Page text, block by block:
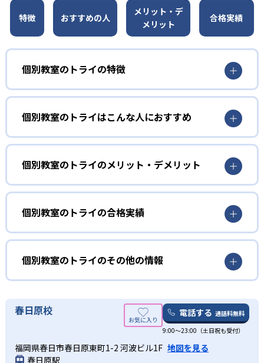
特徴 おすすめの人
メリット・デ
メリット
合格実績
個別教室のトライの特徴
01
選び抜かれた講師による1:1の双方向授業
個別教室のトライではまず独自に開発した性格診断を実施
よって子どもに最適なアプローチでの指導が可能となって
またオリジナルのダイアログ学習法は双方向の指導法で、
講師が指導した内容を生徒に説明してもらう。これによっ
て本人も気づかないような「わかったつもり」を防ぐこと
ができ、授業での理解度を大幅にアップできる。さらに毎
に定着させる学習法も行われている。
02
AI学習診断を基にした専用カリキュラムで効率
的に学習
能にした、トライ式AI学習診断が受けられる。AIによる客
個別教室のトライはこんな人におすすめ
自分から質問するのが苦手な人向け
個別教室のトライの授業は講師が一方的に解説をして生徒
が聞く授業ではなく、講師が説明した内容を生徒に説明し
てもらい、正しく理解しているかどうかを確認する形で進
たとえマンツーマン指導だとしても、うまく質問を言葉に
できずに「わかった」と言ってしまったり、質問したくても
講師間の理解の認識の差を埋められる指導をしているのが
魅力。1回の授業で本質的に理解できるので、わかったつも
めることができる。
プロが立てた効率的カリキュラムで勉強したい人向
目標達成のために勉強する際には、目標に向かって勉強計
個別教室のトライのメリット・デメリット
どんなメリットがある？
個別教室のトライのメリットは、高品質なマンツーマン授
業が受けられる点。教育業界大手だからこそ蓄積されたノ
ウハウがあり、実績に基づいた高品質な授業を受けられ
る。学生講師、社員講師にかかわらず厳選した人材を採用
しており、その中から子どもと相性のいい講師を紹介して
教育プランナーも、子どものメンタルケアや定期面談を実
施している。受験情報の提供などもしてくれ、目標達成に
向けてきめ細かいサポートを受けられる。
どんなデメリットがある？
個別教室のトライの合格実績
個別教室のトライの合格実績は？
個別教室のトライは、サイトでは各教室の合格実績は公開
していない。志望校への実績があるかどうかは、通う予定
の教室に問い合わせたい。
中学校の合格実績
麻布中学校 -
個別教室のトライのその他の情報
い。
春日原校 電話する 通話料無料
9:00～23:00（土日祝も受付）
福岡県春日市春日原東町1-2 河波ビル1F 地図を見る
春日原駅